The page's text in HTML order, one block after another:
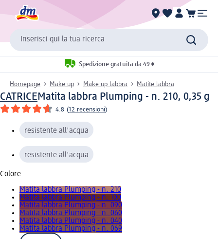
Inserisci qui la tua ricerca
Spedizione gratuita da 49 €
Homepage Make-up Make-up labbra Matite labbra
CATRICEMatita labbra Plumping - n. 210, 0,35 g
4.8 (12 recensioni)
resistente all'acqua
resistente all'acqua
Colore
Matita labbra Plumping - n. 210
Matita labbra Plumping - n. 100
Matita labbra Plumping - n. 090
Matita labbra Plumping - n. 060
Matita labbra Plumping - n. 040
Matita labbra Plumping - n. 069